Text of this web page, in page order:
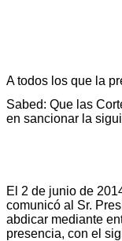
A todos los que la
Sabed: Que las
en sancionar la
El 2 de junio de
comunicó al Sr.
abdicar mediante
presencia, con el